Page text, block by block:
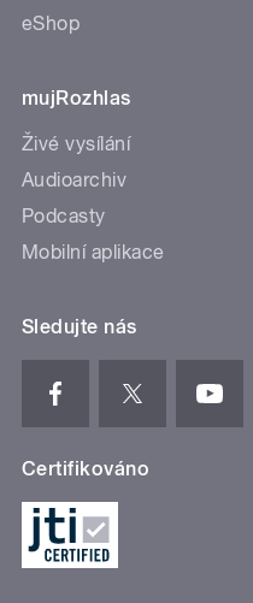
eShop
mujRozhlas
Živé vysílání
Audioarchiv
Podcasty
Mobilní aplikace
Sledujte nás
Certifikováno